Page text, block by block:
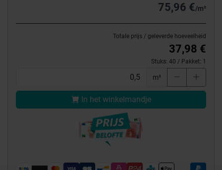
75,96 €/m²
Totale prijs / geleverde hoeveelheid
37,98 €
Stuks: 40 / Pakket: 1
m²
In het winkelmandje